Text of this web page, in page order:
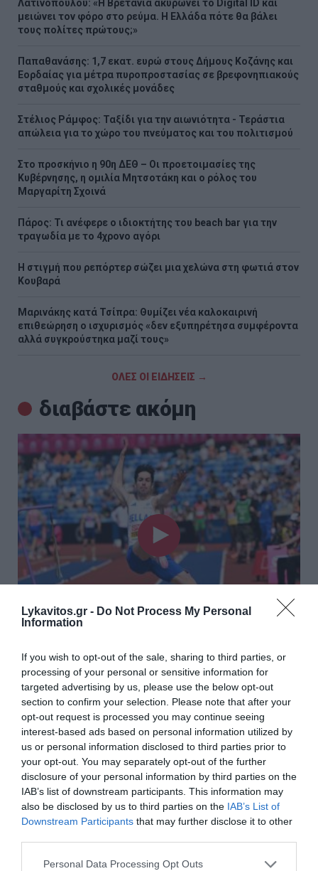
Lykavitos.gr - Do Not Process My Personal
Information
If you wish to opt-out of the sale, sharing to third parties, or
processing of your personal or sensitive information for
targeted advertising by us, please use the below opt-out
section to confirm your selection. Please note that after your
opt-out request is processed you may continue seeing
interest-based ads based on personal information utilized by
us or personal information disclosed to third parties prior to
your opt-out. You may separately opt-out of the further
disclosure of your personal information by third parties on the
IAB’s list of downstream participants. This information may
also be disclosed by us to third parties on the IAB’s List of
Downstream Participants that may further disclose it to other
Please note that this website/app uses one or more Google
Personal Data Processing Opt Outs
Λατινοπούλου: «H Βρετανία ακυρώνει το Digital ID και
μειώνει τον φόρο στο ρεύμα. Η Ελλάδα πότε θα βάλει
τους πολίτες πρώτους;»
Παπαθανάσης: 1,7 εκατ. ευρώ στους Δήμους Κοζάνης και
Εορδαίας για μέτρα πυροπροστασίας σε βρεφονηπιακούς
σταθμούς και σχολικές μονάδες
Στέλιος Ράμφος: Ταξίδι για την αιωνιότητα - Τεράστια
απώλεια για το χώρο του πνεύματος και του πολιτισμού
Στο προσκήνιο η 90η ΔΕΘ – Οι προετοιμασίες της
Κυβέρνησης, η ομιλία Μητσοτάκη και ο ρόλος του
Μαργαρίτη Σχοινά
Πάρος: Τι ανέφερε ο ιδιοκτήτης του beach bar για την
τραγωδία με το 4χρονο αγόρι
Η στιγμή που ρεπόρτερ σώζει μια χελώνα στη φωτιά στον
Κουβαρά
Μαρινάκης κατά Τσίπρα: Θυμίζει νέα καλοκαιρινή
επιθεώρηση ο ισχυρισμός «δεν εξυπηρέτησα συμφέροντα
αλλά συγκρούστηκα μαζί τους»
ΟΛΕΣ ΟΙ ΕΙΔΗΣΕΙΣ →
διαβάστε ακόμη
Ευρωπαϊκό στίβου: Πέταξε για τον τελικό ο
Τεντόγλου με 8.26μ.
Με άνεση στον τελικό του Ευρωπαϊκού Πρωταθλήματος
του Μπέρμιγχαμ στην Αγγλία πέρασε ο Μίλτος
Τεντόγλου. Ο Έλληνας πρωταθλητής έκανε 8,26 μέτρα
στο δεύτερο άλμα στον προκριματικό το...
10 Αυγούστου 2026